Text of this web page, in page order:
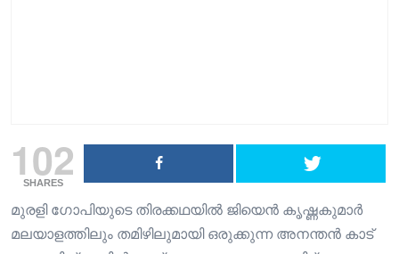
102
SHARES
മുരളി ഗോപിയുടെ തിരക്കഥയിൽ ജിയെൻ കൃഷ്ണകുമാർ
മലയാളത്തിലും തമിഴിലുമായി ഒരുക്കുന്ന അനന്തൻ കാട്